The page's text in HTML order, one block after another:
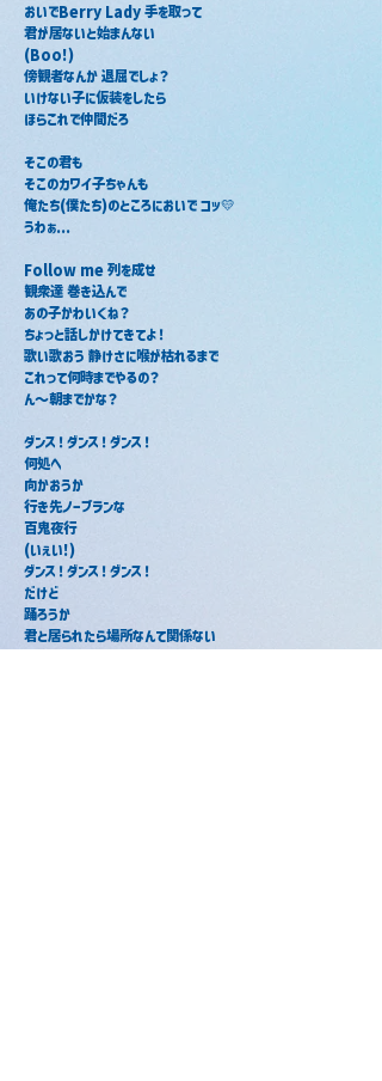
おいでBerry Lady 手を取って
君が居ないと始まんない
(Boo!)
傍観者なんか 退屈でしょ？
いけない子に仮装をしたら
ほらこれで仲間だろ
そこの君も
そこのカワイ子ちゃんも
俺たち(僕たち)のところにおいで コッ💛
うわぁ...
Follow me 列を成せ
観衆達 巻き込んで
あの子かわいくね？
ちょっと話しかけてきてよ！
歌い歌おう 静けさに喉が枯れるまで
これって何時までやるの？
ん～朝までかな？
ダンス！ダンス！ダンス！
何処へ
向かおうか
行き先ノープランな
百鬼夜行
(いぇい!)
ダンス！ダンス！ダンス！
だけど
踊ろうか
君と居られたら場所なんて関係ない